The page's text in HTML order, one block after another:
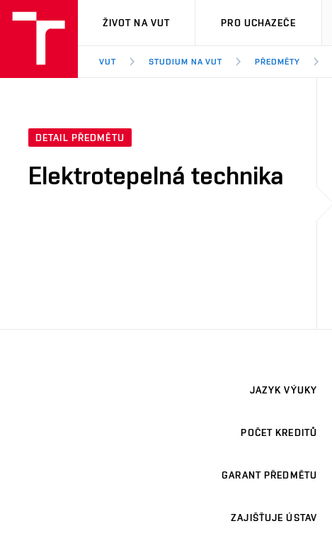
VUT
ŽIVOT NA VUT PRO UCHAZEČE
VUT STUDIUM NA VUT PŘEDMĚTY
DETAIL PŘEDMĚTU
Elektrotepelná technika
JAZYK VÝUKY
POČET KREDITŮ
GARANT PŘEDMĚTU
ZAJIŠŤUJE ÚSTAV